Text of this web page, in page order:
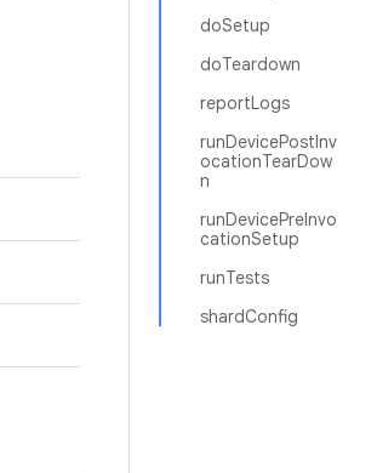
doSetup
doTeardown
reportLogs
runDevicePostInv
ocationTearDow
n
runDevicePreInvo
cationSetup
runTests
shardConfig